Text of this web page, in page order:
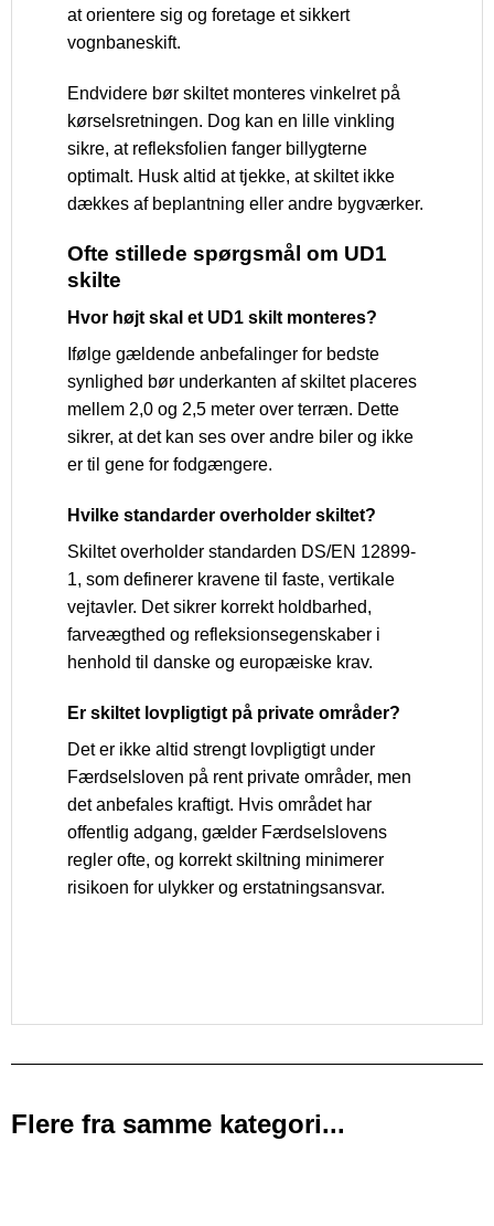
at orientere sig og foretage et sikkert
vognbaneskift.
Endvidere bør skiltet monteres vinkelret på
kørselsretningen. Dog kan en lille vinkling
sikre, at refleksfolien fanger billygterne
optimalt. Husk altid at tjekke, at skiltet ikke
dækkes af beplantning eller andre bygværker.
Ofte stillede spørgsmål om UD1
skilte
Hvor højt skal et UD1 skilt monteres?
Ifølge gældende anbefalinger for bedste
synlighed bør underkanten af skiltet placeres
mellem 2,0 og 2,5 meter over terræn. Dette
sikrer, at det kan ses over andre biler og ikke
er til gene for fodgængere.
Hvilke standarder overholder skiltet?
Skiltet overholder standarden DS/EN 12899-
1, som definerer kravene til faste, vertikale
vejtavler. Det sikrer korrekt holdbarhed,
farveægthed og refleksionsegenskaber i
henhold til danske og europæiske krav.
Er skiltet lovpligtigt på private områder?
Det er ikke altid strengt lovpligtigt under
Færdselsloven på rent private områder, men
det anbefales kraftigt. Hvis området har
offentlig adgang, gælder Færdselslovens
regler ofte, og korrekt skiltning minimerer
risikoen for ulykker og erstatningsansvar.
Flere fra samme kategori...